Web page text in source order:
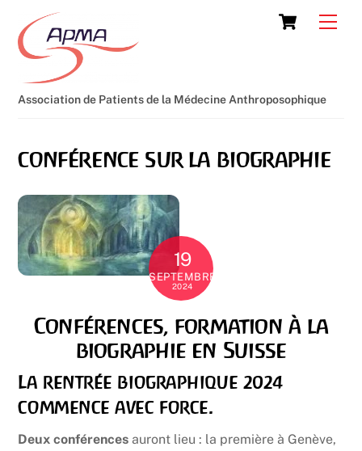
content
Cart
Association de Patients de la Médecine Anthroposophique
conférence sur la biographie
19
SEPTEMBRE
2024
Conférences, formation à la
biographie en Suisse
La rentrée biographique 2024
commence avec force.
Deux conférences auront lieu : la première à Genève,